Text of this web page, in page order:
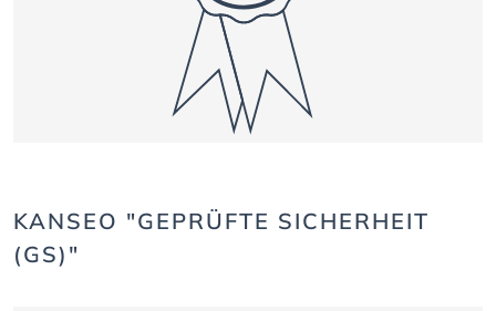
KANSEO "GEPRÜFTE SICHERHEIT
(GS)"